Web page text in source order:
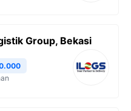
Group, Bekasi